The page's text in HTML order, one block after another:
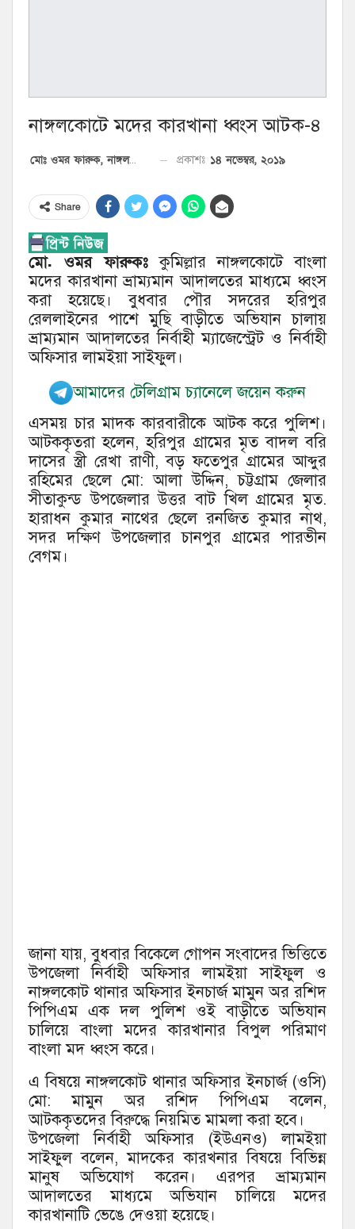
নাঙ্গলকোটে মদের কারখানা ধ্বংস আটক-৪
মোঃ ওমর ফারুক, নাঙ্গলকোট প্রতিনিধি প্রকাশঃ ১৪ নভেম্বর, ২০১৯
Share
মো. ওমর ফারুকঃ কুমিল্লার নাঙ্গলকোটে বাংলা
মদের কারখানা ভ্রাম্যমান আদালতের মাধ্যমে ধ্বংস
করা হয়েছে। বুধবার পৌর সদরের হরিপুর
রেললাইনের পাশে মুছি বাড়ীতে অভিযান চালায়
ভ্রাম্যমান আদালতের নির্বাহী ম্যাজেস্ট্রেট ও নির্বাহী
অফিসার লামইয়া সাইফুল।
আমাদের টেলিগ্রাম চ্যানেলে জয়েন করুন
এসময় চার মাদক কারবারীকে আটক করে পুলিশ।
আটককৃতরা হলেন, হরিপুর গ্রামের মৃত বাদল বরি
দাসের স্ত্রী রেখা রাণী, বড় ফতেপুর গ্রামের আব্দুর
রহিমের ছেলে মো: আলা উদ্দিন, চট্টগ্রাম জেলার
সীতাকুন্ড উপজেলার উত্তর বাট খিল গ্রামের মৃত.
হারাধন কুমার নাথের ছেলে রনজিত কুমার নাথ,
সদর দক্ষিণ উপজেলার চানপুর গ্রামের পারভীন
বেগম।
জানা যায়, বুধবার বিকেলে গোপন সংবাদের ভিত্তিতে
উপজেলা নির্বাহী অফিসার লামইয়া সাইফুল ও
নাঙ্গলকোট থানার অফিসার ইনচার্জ মামুন অর রশিদ
পিপিএম এক দল পুলিশ ওই বাড়ীতে অভিযান
চালিয়ে বাংলা মদের কারখানার বিপুল পরিমাণ
বাংলা মদ ধ্বংস করে।
এ বিষয়ে নাঙ্গলকোট থানার অফিসার ইনচার্জ (ওসি)
মো: মামুন অর রশিদ পিপিএম বলেন,
আটককৃতদের বিরুদ্ধে নিয়মিত মামলা করা হবে।
উপজেলা নির্বাহী অফিসার (ইউএনও) লামইয়া
সাইফুল বলেন, মাদকের কারখনার বিষয়ে বিভিন্ন
মানুষ অভিযোগ করেন। এরপর ভ্রাম্যমান
আদালতের মাধ্যমে অভিযান চালিয়ে মদের
কারখানাটি ভেঙে দেওয়া হয়েছে।